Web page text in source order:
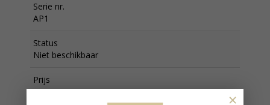
Serie nr.
AP1
Status
Niet beschikbaar
Prijs
€ 8.400,00
×